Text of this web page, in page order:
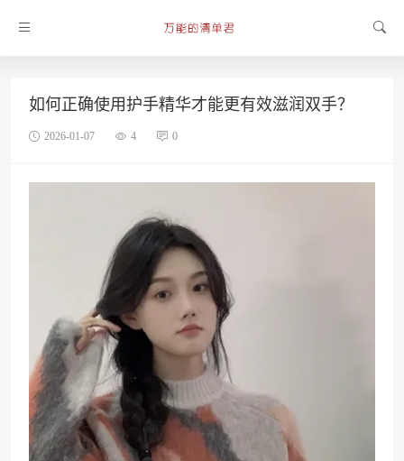
如何正确使用护手精华才能更有效滋润双手？
2026-01-07 4 0